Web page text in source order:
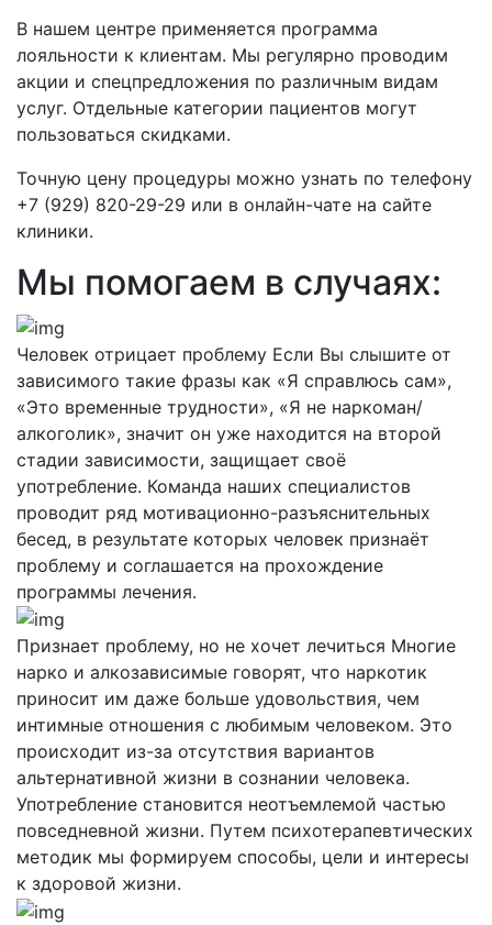
В нашем центре применяется программа
лояльности к клиентам. Мы регулярно проводим
акции и спецпредложения по различным видам
услуг. Отдельные категории пациентов могут
пользоваться скидками.
Точную цену процедуры можно узнать по телефону
+7 (929) 820-29-29 или в онлайн-чате на сайте
клиники.
Мы помогаем в случаях:
Человек отрицает проблему Если Вы слышите от
зависимого такие фразы как «Я справлюсь сам»,
«Это временные трудности», «Я не наркоман/
алкоголик», значит он уже находится на второй
стадии зависимости, защищает своё
употребление. Команда наших специалистов
проводит ряд мотивационно-разъяснительных
бесед, в результате которых человек признаёт
проблему и соглашается на прохождение
программы лечения.
Признает проблему, но не хочет лечиться Многие
нарко и алкозависимые говорят, что наркотик
приносит им даже больше удовольствия, чем
интимные отношения с любимым человеком. Это
происходит из-за отсутствия вариантов
альтернативной жизни в сознании человека.
Употребление становится неотъемлемой частью
повседневной жизни. Путем психотерапевтических
методик мы формируем способы, цели и интересы
к здоровой жизни.